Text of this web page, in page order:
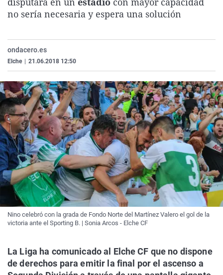
La rosa de los vientos
Como el perro y el
Caso
Equipo de
Extremadura
La Rioja
Virales
Elecciones
no sería necesaria y espera una solución
ondacero.es
Elche 21.06.2018 12:50
Nino celebró con la grada de Fondo Norte del Martínez Valero el gol de la
victoria ante el Sporting B. | Sonia Arcos - Elche CF
La Liga ha comunicado al Elche CF que no dispone
de derechos para emitir la final por el ascenso a